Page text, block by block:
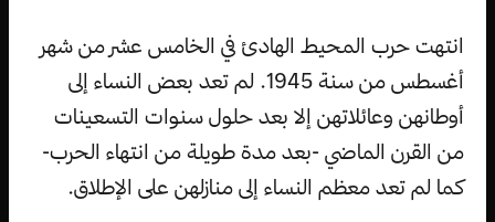
انتهت حرب المحيط الهادئ في الخامس عشر من شهر
أغسطس من سنة 1945. لم تعد بعض النساء إلى
أوطانهن وعائلاتهن إلا بعد حلول سنوات التسعينات
من القرن الماضي -بعد مدة طويلة من انتهاء الحرب-
كما لم تعد معظم النساء إلى منازلهن على الإطلاق.